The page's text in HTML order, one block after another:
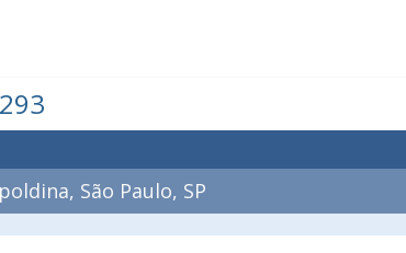
São Paulo, SP